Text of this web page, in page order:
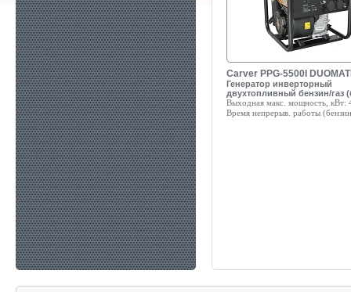
Carver PPG-5500I
Генератор инверторный
двухтопливный бензин/газ
Выходная макс. мощность, кВт:
Время непрерыв. работы